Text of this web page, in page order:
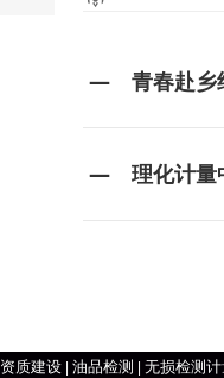
青春赴乡
理化计量
资质建设 | 油品检测 | 无损检测